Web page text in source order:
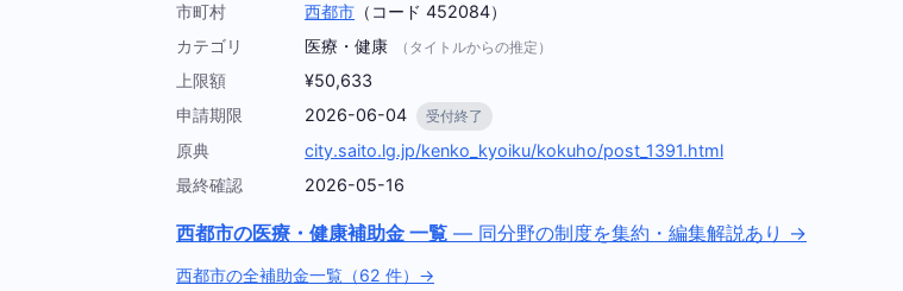
市町村
西都市 （コード 452084）
カテゴリ
医療・健康 （タイトルからの推定）
上限額
¥50,633
申請期限
2026-06-04 受付終了
原典
city.saito.lg.jp/kenko_kyoiku/kokuho/post_1391.html
最終確認
2026-05-16
西都市の医療・健康補助金 一覧 — 同分野の制度を集約・編集解説あり →
西都市の全補助金一覧（62 件）→